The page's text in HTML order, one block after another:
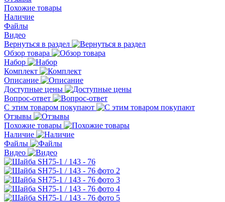
Похожие товары
Наличие
Файлы
Видео
Вернуться в раздел
Обзор товара
Набор
Комплект
Описание
Доступные цены
Вопрос-ответ
С этим товаром покупают
Отзывы
Похожие товары
Наличие
Файлы
Видео